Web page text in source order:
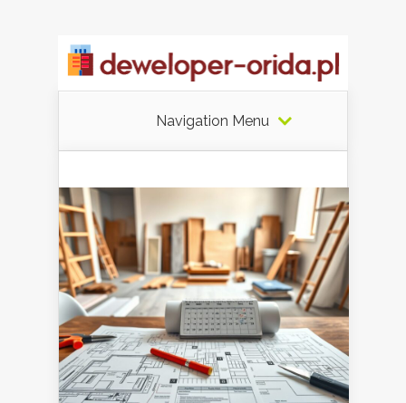
Navigation Menu